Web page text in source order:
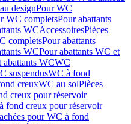
designPour WC
WC completsPour abattants
WCAccessoiresPièces
completsPour abattants
WCPour abattants WC et
abattants WCWC
suspendusWC à fond
creuxWC au solPièces
creux pour réservoir
fond creux pour réservoir
pour WC à fond